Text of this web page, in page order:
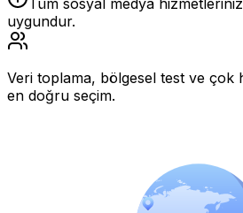
uygundur.
Veri toplama, bölgesel test ve çok
en doğru seçim.